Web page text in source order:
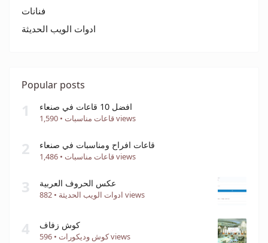
فنانات
ادوات الويب الحديثة
Popular posts
1 افضل 10 قاعات في صنعاء
قاعات مناسبات • 1,590 views
2 قاعات افراح ومناسبات في صنعاء
قاعات مناسبات • 1,486 views
3 عكس الحروف العربية
ادوات الويب الحديثة • 882 views
4 كوش زفاف
كوش وديكورات • 596 views